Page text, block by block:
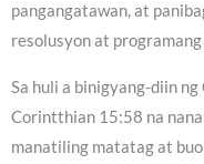
pangangatawan, at
resolusyon at
Sa huli a binigyang-diin ng
Corintthian 15:58 na
manatiling matatag at